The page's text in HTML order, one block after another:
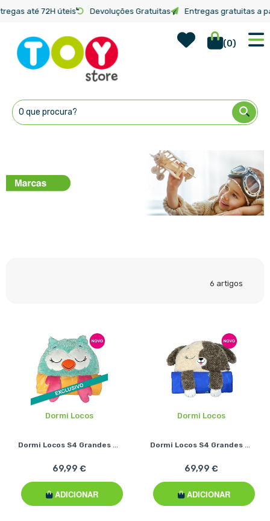
até 72H úteis Devoluções Gratuitas Entregas gratuitas a
Wish List
(0)
para
Conteúdo
Início Marcas
6 artigos
Dormi Locos
Dormi Locos S4 Grandes - Coruja
69,99 €
ADICIONAR
Dormi Locos
Dormi Locos S4 Grandes - Cão
69,99 €
ADICIONAR